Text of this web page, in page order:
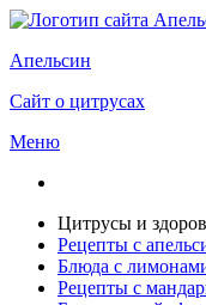
Апельсин
Сайт о цитрусах
Меню
Цитрусы и
Рецепты с
Блюда с
Рецепты с